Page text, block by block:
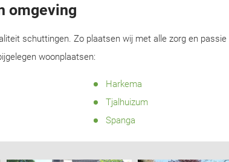
omgeving
schuttingen. Zo plaatsen wij met alle zorg en passie
woonplaatsen:
Harkema
Tjalhuizum
Spanga